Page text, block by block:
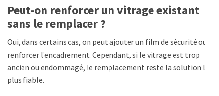
Peut-on renforcer un vitrage existant
sans le remplacer ?
Oui, dans certains cas, on peut ajouter un film de sécurité ou
renforcer l’encadrement. Cependant, si le vitrage est trop
ancien ou endommagé, le remplacement reste la solution la
plus fiable.